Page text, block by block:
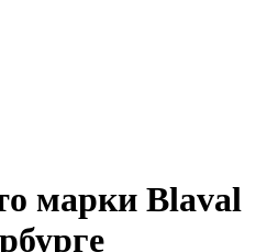
марки Blaval